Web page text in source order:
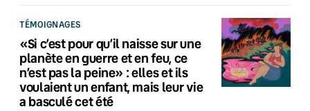
TÉMOIGNAGES
«Si c’est pour qu’il naisse sur une
planète en guerre et en feu, ce
n’est pas la peine» : elles et ils
voulaient un enfant, mais leur vie
a basculé cet été